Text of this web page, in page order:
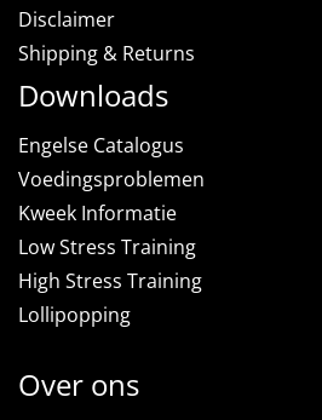
Disclaimer
Shipping & Returns
Downloads
Engelse Catalogus
Voedingsproblemen
Kweek Informatie
Low Stress Training
High Stress Training
Lollipopping
Over ons